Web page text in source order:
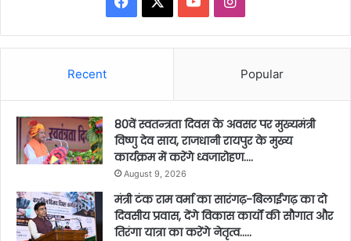
Recent Popular
80वें स्वतन्त्रता दिवस के अवसर पर मुख्यमंत्री
विष्णु देव साय, राजधानी रायपुर के मुख्य
कार्यक्रम में करेंगे ध्वजारोहण….
August 9, 2026
मंत्री टंक राम वर्मा का सारंगढ़-बिलाईगढ़ का दो
दिवसीय प्रवास, देंगे विकास कार्यों की सौगात और
तिरंगा यात्रा का करेंगे नेतृत्व…..